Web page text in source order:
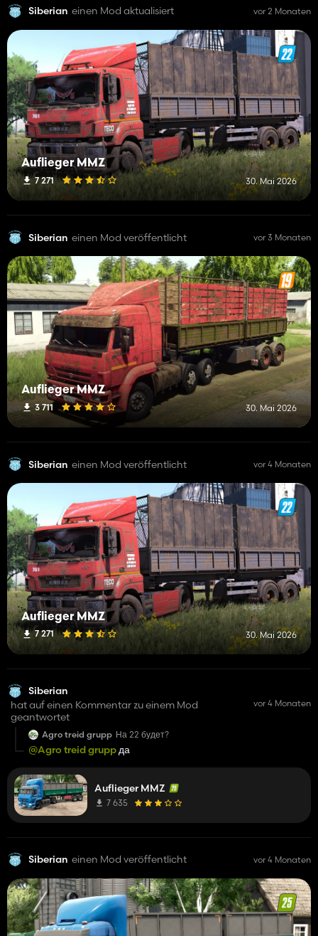
Siberian einen Mod aktualisiert vor 2 Monaten
Auflieger MMZ
7 271 30. Mai 2026
Siberian einen Mod veröffentlicht vor 3 Monaten
Auflieger MMZ
3 711 30. Mai 2026
Siberian einen Mod veröffentlicht vor 4 Monaten
Auflieger MMZ
7 271 30. Mai 2026
Siberian
hat auf einen Kommentar zu einem Mod
geantwortet
vor 4 Monaten
Agro treid grupp На 22 будет?
@Agro treid gruppда
Auflieger MMZ
7 635
Siberian einen Mod veröffentlicht vor 4 Monaten